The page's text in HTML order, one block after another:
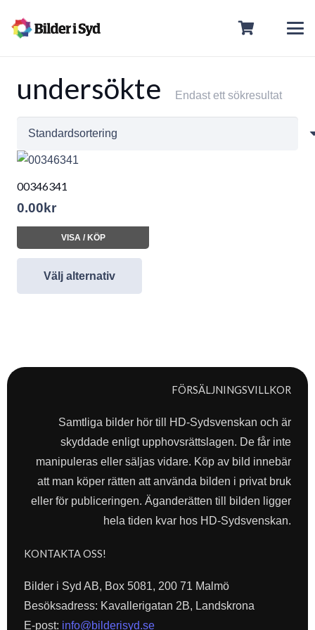
undersökte Endast ett sökresultat
00346341
0.00 kr
VISA / KÖP
Välj alternativ
FÖRSÄLJNINGSVILLKOR
Samtliga bilder hör till HD-Sydsvenskan och är
skyddade enligt upphovsrättslagen. De får inte
manipuleras eller säljas vidare. Köp av bild innebär
att man köper rätten att använda bilden i privat bruk
eller för publiceringen. Äganderätten till bilden ligger
hela tiden kvar hos HD-Sydsvenskan.
KONTAKTA OSS!
Bilder i Syd AB, Box 5081, 200 71 Malmö
Besöksadress: Kavallerigatan 2B, Landskrona
E-post: info@bilderisyd.se